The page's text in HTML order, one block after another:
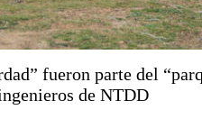
fueron parte del
de NTDD